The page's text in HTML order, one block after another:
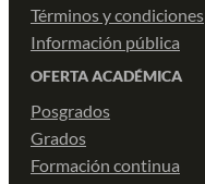
Términos y condiciones
Información pública
OFERTA ACADÉMICA
Posgrados
Grados
Formación continua